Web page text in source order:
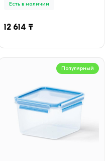
Есть в наличии
12 614 ₸
Популярный